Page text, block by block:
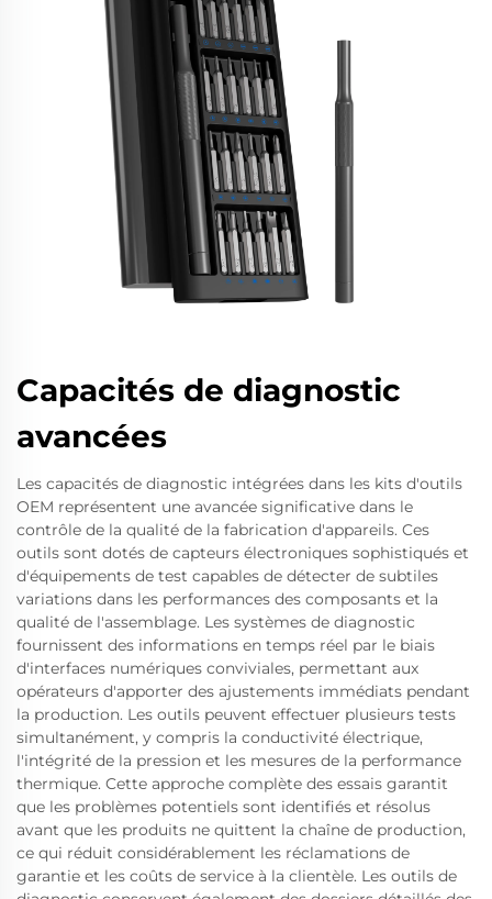
Capacités de diagnostic
avancées
Les capacités de diagnostic intégrées dans les kits d'outils
OEM représentent une avancée significative dans le
contrôle de la qualité de la fabrication d'appareils. Ces
outils sont dotés de capteurs électroniques sophistiqués et
d'équipements de test capables de détecter de subtiles
variations dans les performances des composants et la
qualité de l'assemblage. Les systèmes de diagnostic
fournissent des informations en temps réel par le biais
d'interfaces numériques conviviales, permettant aux
opérateurs d'apporter des ajustements immédiats pendant
la production. Les outils peuvent effectuer plusieurs tests
simultanément, y compris la conductivité électrique,
l'intégrité de la pression et les mesures de la performance
thermique. Cette approche complète des essais garantit
que les problèmes potentiels sont identifiés et résolus
avant que les produits ne quittent la chaîne de production,
ce qui réduit considérablement les réclamations de
garantie et les coûts de service à la clientèle. Les outils de